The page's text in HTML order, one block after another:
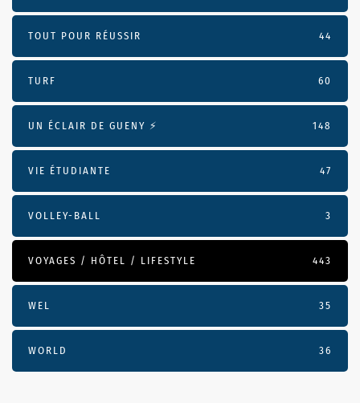
TOUT POUR RÉUSSIR 44
TURF 60
UN ÉCLAIR DE GUENY ⚡️ 148
VIE ÉTUDIANTE 47
VOLLEY-BALL 3
VOYAGES / HÔTEL / LIFESTYLE 443
WEL 35
WORLD 36